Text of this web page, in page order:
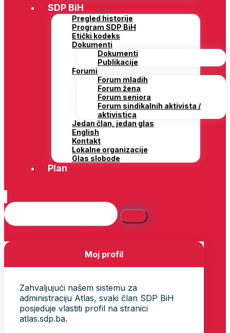
SDP BiH
Pregled historije
Program SDP BiH
Etički kodeks
Dokumenti
Dokumenti
Publikacije
Forumi
Forum mladih
Forum žena
Forum seniora
Forum sindikalnih aktivista /
aktivistica
Jedan član, jedan glas
English
Kontakt
Lokalne organizacije
Glas slobode
Plan
Moj profil
Zahvaljujući našem sistemu za
administraciju Atlas, svaki član SDP BiH
posjeduje vlastiti profil na stranici
atlas.sdp.ba.